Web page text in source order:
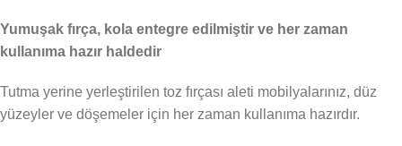
Yumuşak fırça, kola entegre edilmiştir ve her zaman
kullanıma hazır haldedir
Tutma yerine yerleştirilen toz fırçası aleti mobilyalarınız, düz
yüzeyler ve döşemeler için her zaman kullanıma hazırdır.